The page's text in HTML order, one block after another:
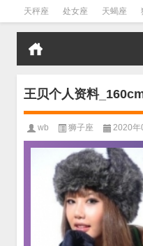
天秤座 处女座 天蝎座
金牛座 双鱼座 水瓶座
王贝个人资料
wb 狮子座 2020年